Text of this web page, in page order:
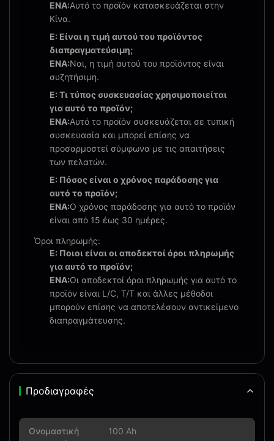
ΕΝΑ:Αυτό το προϊόν κατασκευάζεται στην
Κίνα.
Ε: Είναι η τιμή αυτού του προϊόντος
διαπραγματεύσιμη;
ΕΝΑ:Ναι, η τιμή αυτού του προϊόντος είναι
συζητήσιμη.
Ε: Τι τύπος συσκευασίας χρησιμοποιείται
για αυτό το προϊόν;
ΕΝΑ:Αυτό το προϊόν συσκευάζεται σε τυπική
συσκευασία και μπορεί επίσης να
προσαρμοστεί σύμφωνα με τις απαιτήσεις
των πελατών.
Ε: Πόσος είναι ο χρόνος παράδοσης για
αυτό το προϊόν;
ΕΝΑ:Ο χρόνος παράδοσης για αυτό το προϊόν
είναι από 15 έως 30 ημέρες.
Όροι πληρωμής:
Ε: Ποιοι είναι οι αποδεκτοί όροι πληρωμής
για αυτό το προϊόν;
ΕΝΑ:Οι αποδεκτοί όροι πληρωμής για αυτό το
προϊόν είναι L/C, T/T και άλλες μέθοδοι
μπορούν επίσης να αποτελέσουν αντικείμενο
διαπραγμάτευσης.
Προδιαγραφές
Ονομαστική
100 Ah